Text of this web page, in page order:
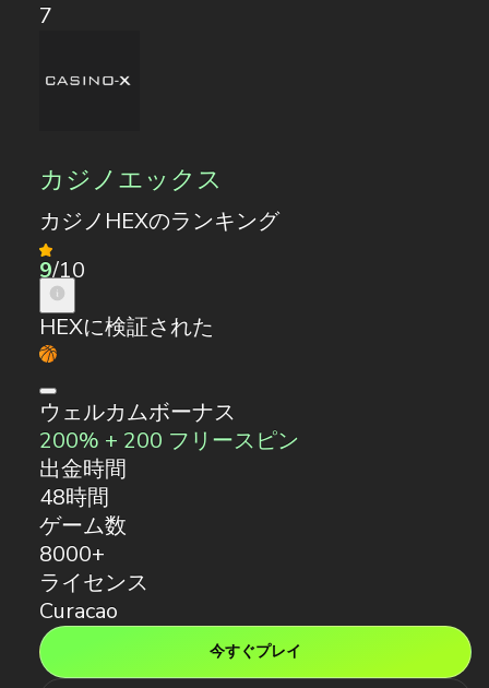
7
カジノエックス
カジノHEXのランキング
9/10
HEXに検証された
ウェルカムボーナス
200% + 200 フリースピン
出金時間
48時間
ゲーム数
8000+
ライセンス
Curacao
今すぐプレイ